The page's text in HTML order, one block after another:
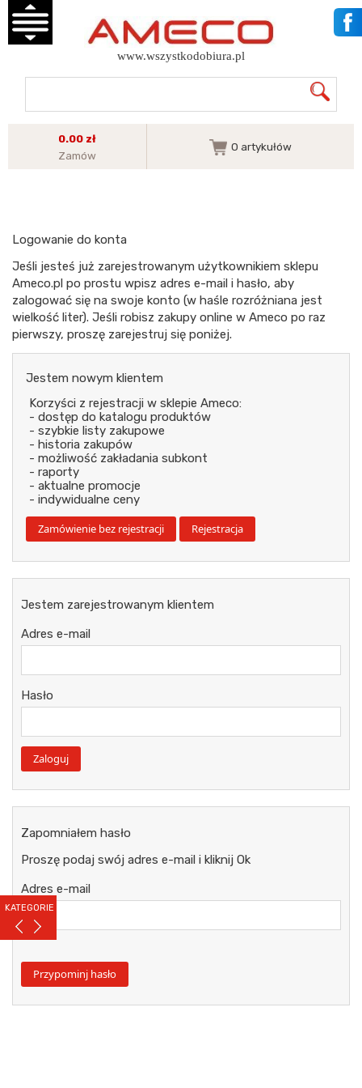
KATEGORIE
www.wszystkodobiura.pl
0.00 zł
Zamów
0 artykułów
Logowanie do konta
Jeśli jesteś już zarejestrowanym użytkownikiem sklepu
Ameco.pl po prostu wpisz adres e-mail i hasło, aby
zalogować się na swoje konto (w haśle rozróżniana jest
wielkość liter). Jeśli robisz zakupy online w Ameco po raz
pierwszy, proszę zarejestruj się poniżej.
Jestem nowym klientem
Korzyści z rejestracji w sklepie Ameco:
- dostęp do katalogu produktów
- szybkie listy zakupowe
- historia zakupów
- możliwość zakładania subkont
- raporty
- aktualne promocje
- indywidualne ceny
Jestem zarejestrowanym klientem
Adres e-mail
Hasło
Zapomniałem hasło
Proszę podaj swój adres e-mail i kliknij Ok
Adres e-mail